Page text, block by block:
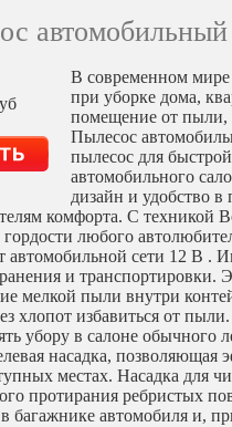
В современном
при уборке дома,
помещение от пыли,
Пылесос
пылесос для
автомобильного
дизайн и удобство
комфорта. С техникой
любого
автомобильной сети 12 В .
и транспортировки.
мелкой пыли внутри
хлопот избавиться от
убору в салоне обычного
насадка,
местах. Насадка для
протирания ребристых
автомобиля и,